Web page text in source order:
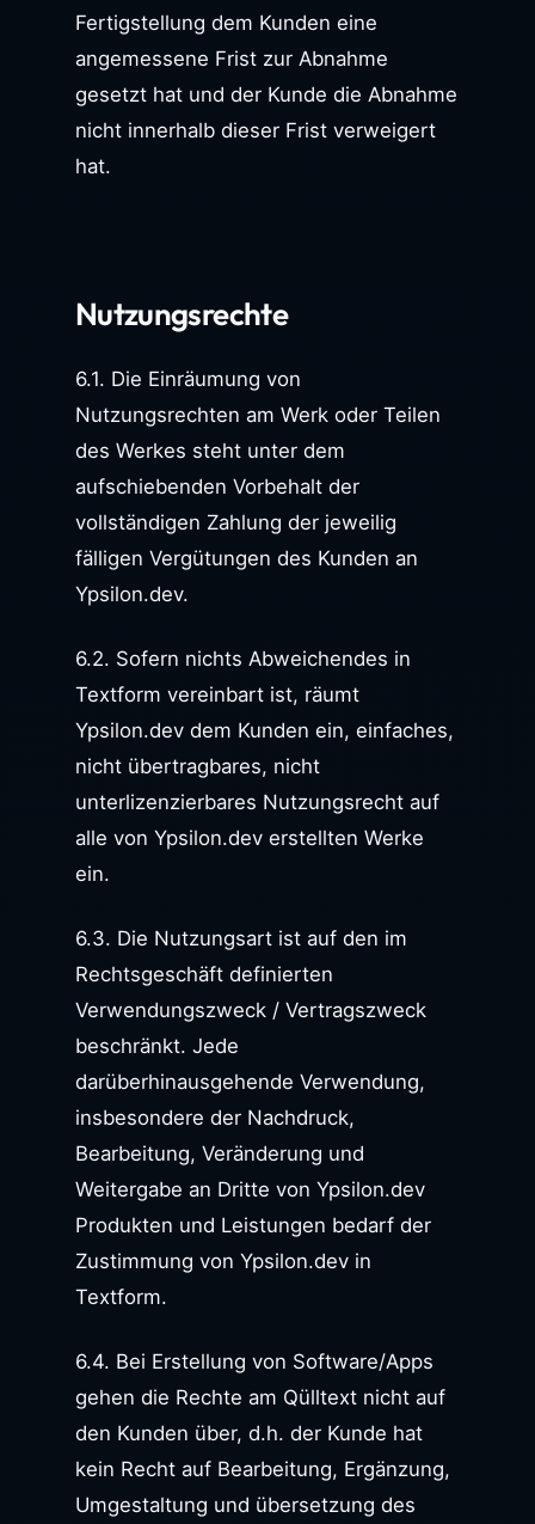
Fertigstellung dem Kunden eine
angemessene Frist zur Abnahme
gesetzt hat und der Kunde die Abnahme
nicht innerhalb dieser Frist verweigert
hat.
Nutzungsrechte
6.1. Die Einräumung von
Nutzungsrechten am Werk oder Teilen
des Werkes steht unter dem
aufschiebenden Vorbehalt der
vollständigen Zahlung der jeweilig
fälligen Vergütungen des Kunden an
Ypsilon.dev.
6.2. Sofern nichts Abweichendes in
Textform vereinbart ist, räumt
Ypsilon.dev dem Kunden ein, einfaches,
nicht übertragbares, nicht
unterlizenzierbares Nutzungsrecht auf
alle von Ypsilon.dev erstellten Werke
ein.
6.3. Die Nutzungsart ist auf den im
Rechtsgeschäft definierten
Verwendungszweck / Vertragszweck
beschränkt. Jede
darüberhinausgehende Verwendung,
insbesondere der Nachdruck,
Bearbeitung, Veränderung und
Weitergabe an Dritte von Ypsilon.dev
Produkten und Leistungen bedarf der
Zustimmung von Ypsilon.dev in
Textform.
6.4. Bei Erstellung von Software/Apps
gehen die Rechte am Qülltext nicht auf
den Kunden über, d.h. der Kunde hat
kein Recht auf Bearbeitung, Ergänzung,
Umgestaltung und übersetzung des